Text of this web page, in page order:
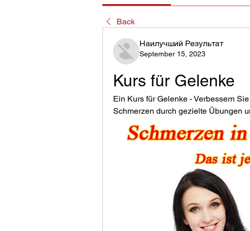
Back
Наилучший Результат
September 15, 2023
Kurs für Gelenke
Ein Kurs für Gelenke - Verbessern
Schmerzen durch gezielte Übungen